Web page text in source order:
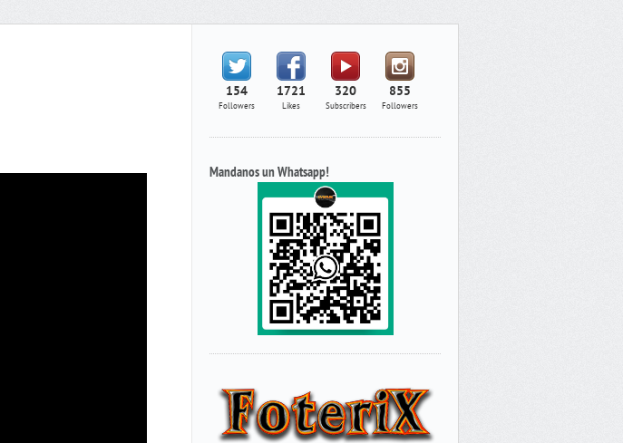
154
Followers
1721
Likes
320
Subscribers
855
Followers
Mandanos un Whatsapp!